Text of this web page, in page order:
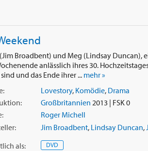
Broadbent) und Meg (Lindsay Duncan),
anlässlich ihres 30.
sind und das Ende ihrer ... mehr »
Lovestory, Komödie, Drama
Großbritannien 2013 | FSK 0
Roger Michell
Jim Broadbent, Lindsay Duncan,
als: DVD